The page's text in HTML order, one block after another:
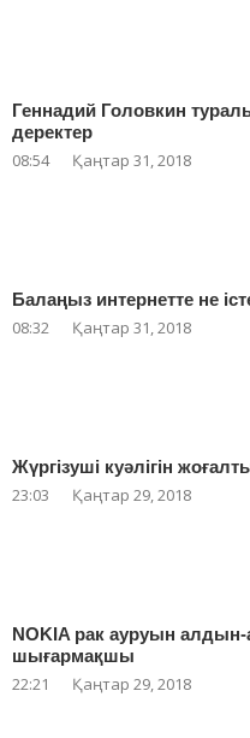
Геннадий Головкин
деректер
08:54 Қаңтар 31, 2018
Балаңыз интернетте не
08:32 Қаңтар 31, 2018
Жүргізуші куәлігін
23:03 Қаңтар 29, 2018
NOKIA рак ауруын
шығармақшы
22:21 Қаңтар 29, 2018